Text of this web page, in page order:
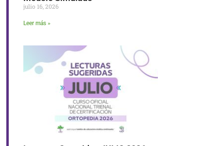
julio 16, 2026
Leer más »